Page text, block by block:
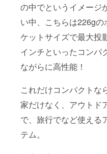
の中でというイメージ
い中、こちらは226gの
ケットサイズで最大投
インチといったコンパ
ながらに高性能！
これだけコンパクトな
家だけなく、アウトド
で、旅行でなど使える
テム。